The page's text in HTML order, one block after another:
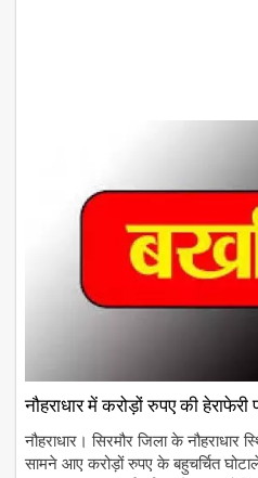
नौहराधार में करोड़ों रुपए की हेराफेरी
नौहराधार। सिरमौर जिला के
सामने आए करोड़ों रुपए के बहुचर्चित